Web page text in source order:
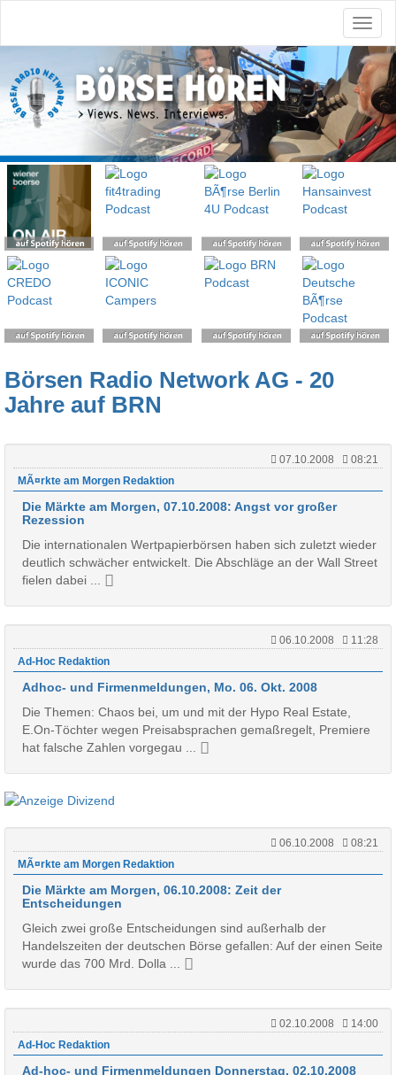
Börsen Radio Network AG - 20
Jahre auf BRN
07.10.2008
08:21
MÃ¤rkte am Morgen Redaktion
Die Märkte am Morgen, 07.10.2008: Angst vor großer
Rezession
Die internationalen Wertpapierbörsen haben sich zuletzt wieder
deutlich schwächer entwickelt. Die Abschläge an der Wall Street
fielen dabei ...
06.10.2008
11:28
Ad-Hoc Redaktion
Adhoc- und Firmenmeldungen, Mo. 06. Okt. 2008
Die Themen: Chaos bei, um und mit der Hypo Real Estate,
E.On-Töchter wegen Preisabsprachen gemaßregelt, Premiere
hat falsche Zahlen vorgegau ...
06.10.2008
08:21
MÃ¤rkte am Morgen Redaktion
Die Märkte am Morgen, 06.10.2008: Zeit der
Entscheidungen
Gleich zwei große Entscheidungen sind außerhalb der
Handelszeiten der deutschen Börse gefallen: Auf der einen Seite
wurde das 700 Mrd. Dolla ...
02.10.2008
14:00
Ad-Hoc Redaktion
Ad-hoc- und Firmenmeldungen Donnerstag, 02.10.2008